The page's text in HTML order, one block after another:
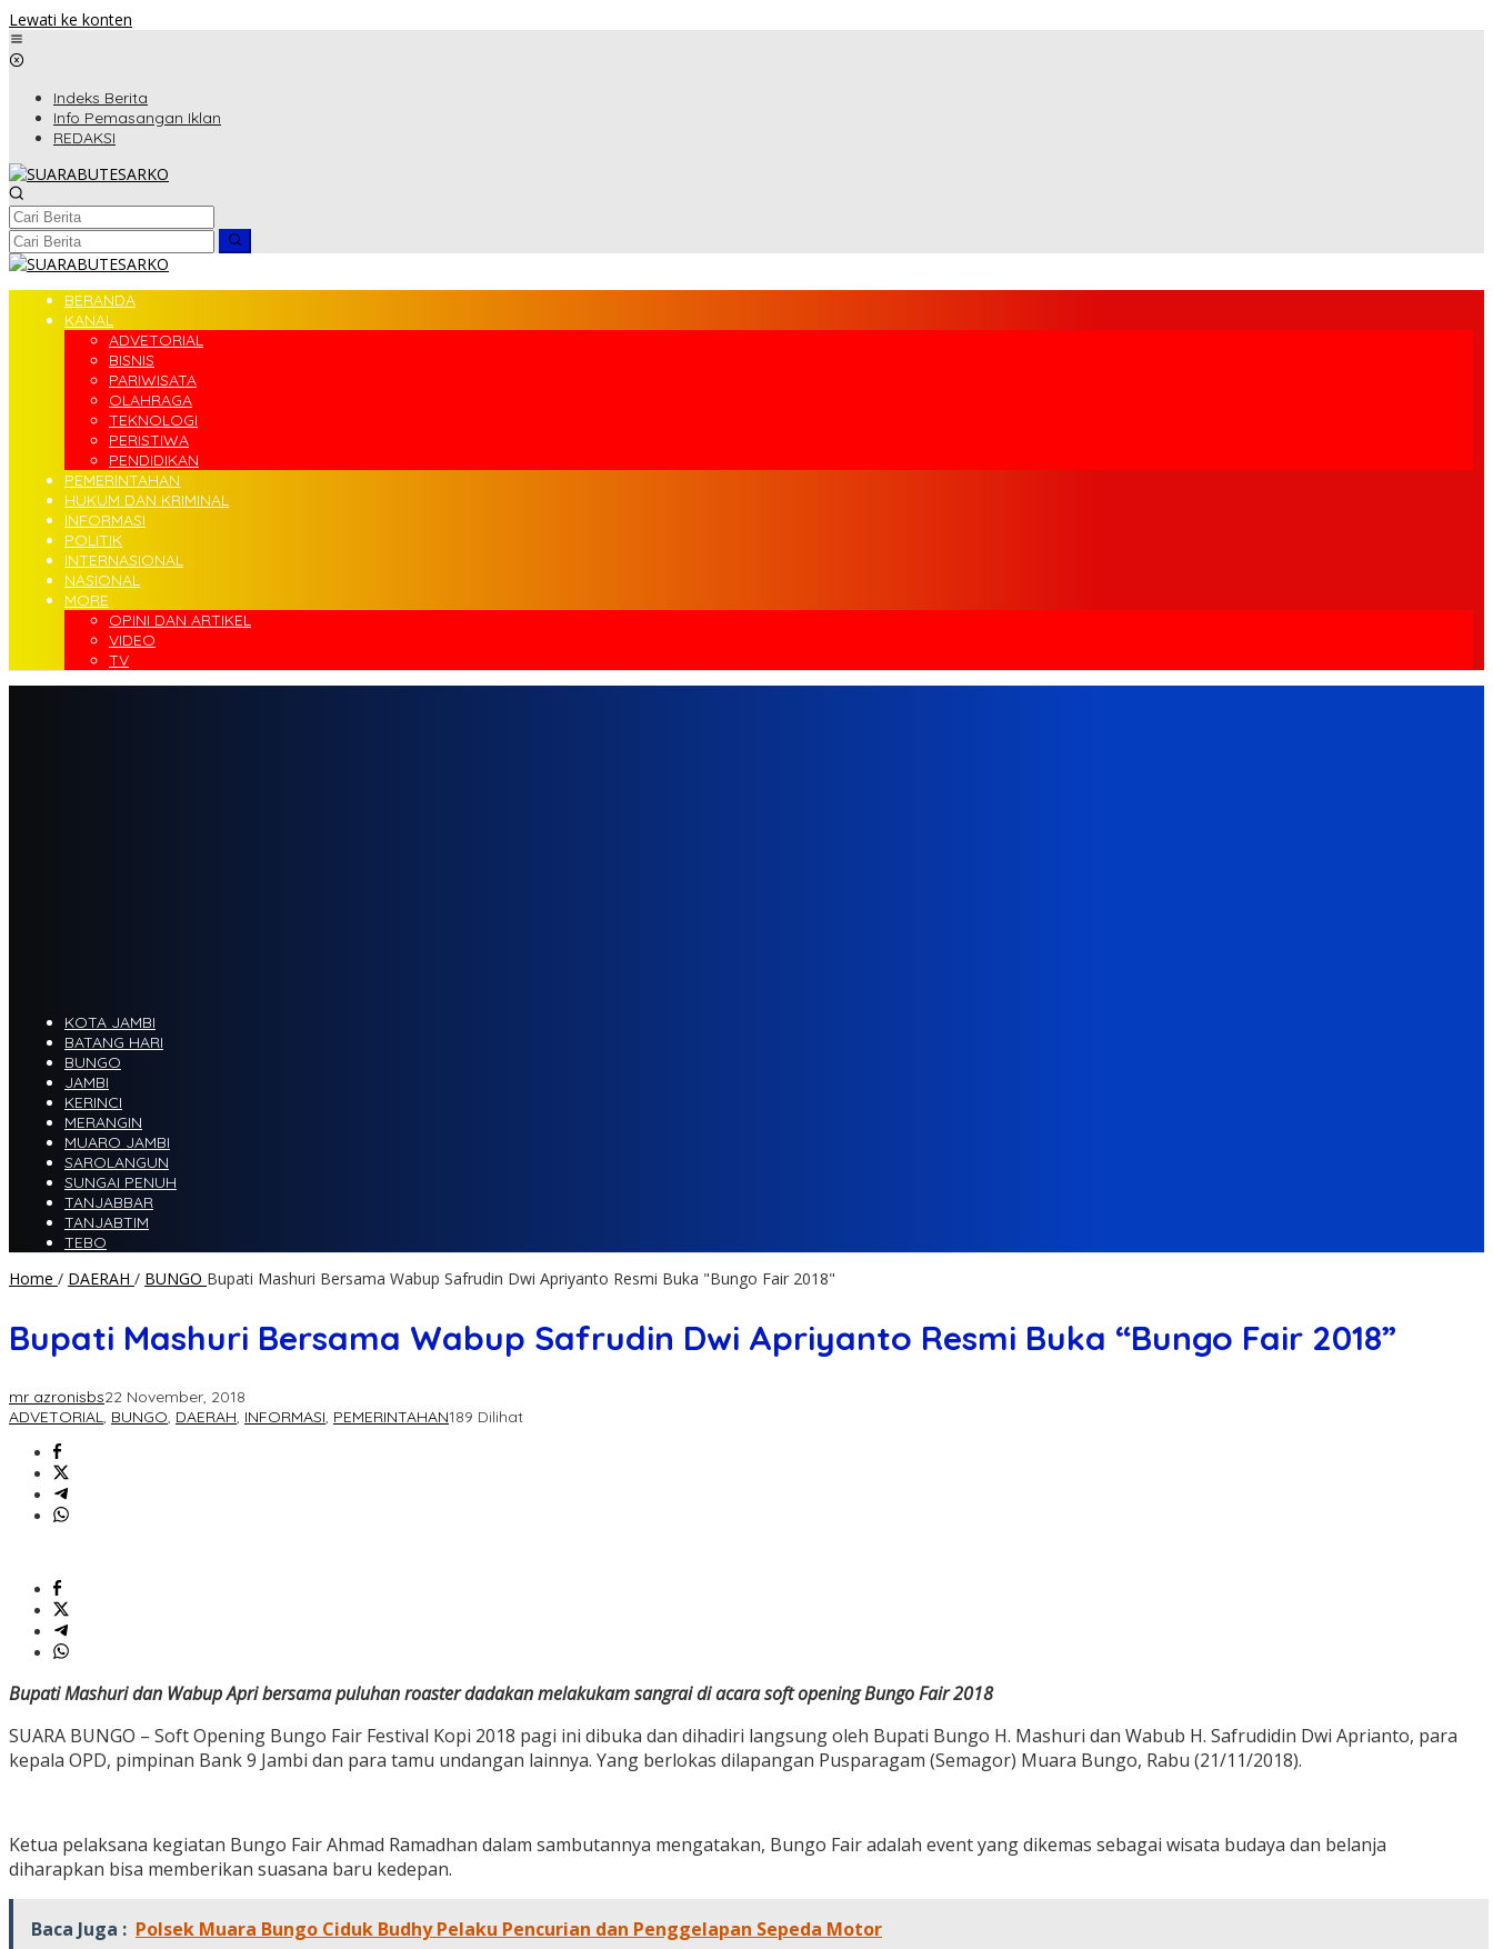
Lewati ke konten
Indeks Berita
Info Pemasangan Iklan
REDAKSI
BERANDA
KANAL
ADVETORIAL
BISNIS
PARIWISATA
OLAHRAGA
TEKNOLOGI
PERISTIWA
PENDIDIKAN
PEMERINTAHAN
HUKUM DAN KRIMINAL
INFORMASI
POLITIK
INTERNASIONAL
NASIONAL
MORE
OPINI DAN ARTIKEL
VIDEO
TV
KOTA JAMBI
BATANG HARI
BUNGO
JAMBI
KERINCI
MERANGIN
MUARO JAMBI
SAROLANGUN
SUNGAI PENUH
TANJABBAR
TANJABTIM
TEBO
Home / DAERAH / BUNGO Bupati Mashuri Bersama Wabup Safrudin Dwi Apriyanto Resmi Buka "Bungo Fair 2018"
Bupati Mashuri Bersama Wabup Safrudin Dwi Apriyanto Resmi Buka “Bungo Fair 2018”
mr azronisbs22 November, 2018
ADVETORIAL, BUNGO, DAERAH, INFORMASI, PEMERINTAHAN189 Dilihat
Bupati Mashuri dan Wabup Apri bersama puluhan roaster dadakan melakukam sangrai di acara soft opening Bungo Fair 2018
SUARA BUNGO – Soft Opening Bungo Fair Festival Kopi 2018 pagi ini dibuka dan dihadiri langsung oleh Bupati Bungo H. Mashuri dan Wabub H. Safrudidin Dwi Aprianto, para
kepala OPD, pimpinan Bank 9 Jambi dan para tamu undangan lainnya. Yang berlokas dilapangan Pusparagam (Semagor) Muara Bungo, Rabu (21/11/2018).
Ketua pelaksana kegiatan Bungo Fair Ahmad Ramadhan dalam sambutannya mengatakan, Bungo Fair adalah event yang dikemas sebagai wisata budaya dan belanja
diharapkan bisa memberikan suasana baru kedepan.
Baca Juga : Polsek Muara Bungo Ciduk Budhy Pelaku Pencurian dan Penggelapan Sepeda Motor